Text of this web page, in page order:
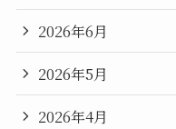
2026年6月
2026年5月
2026年4月